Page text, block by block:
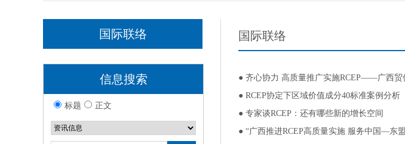
国际联络
信息搜索
标题 正文
国际联络
● 齐心协力 高质量推广实施RCEP——广西贸
● RCEP协定下区域价值成分40标准案例分析
● 专家谈RCEP：还有哪些新的增长空间
● “广西推进RCEP高质量实施 服务中国—东